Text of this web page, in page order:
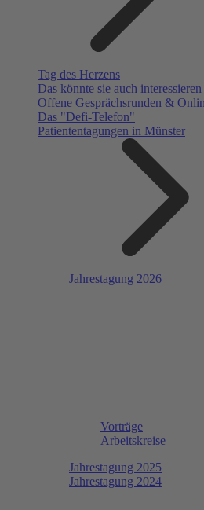
Tag des Herzens
Das könnte sie auch interessieren
Offene Gesprächsrunden &
Das "Defi-Telefon"
Patiententagungen in Münster
Jahrestagung 2026
Vorträge
Arbeitskreise
Jahrestagung 2025
Jahrestagung 2024